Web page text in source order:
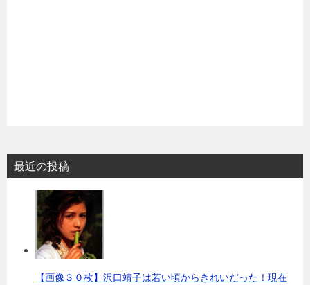
最近の投稿
【画像３０枚】沢口靖子は若い頃からきれいだった！現在